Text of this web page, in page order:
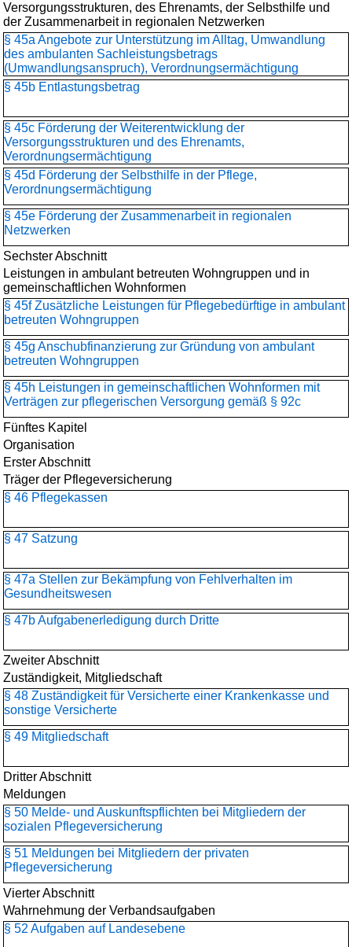
Versorgungsstrukturen, des Ehrenamts, der Selbsthilfe und
der Zusammenarbeit in regionalen Netzwerken
§ 45a Angebote zur Unterstützung im Alltag, Umwandlung
des ambulanten Sachleistungsbetrags
(Umwandlungsanspruch), Verordnungsermächtigung
§ 45b Entlastungsbetrag
§ 45c Förderung der Weiterentwicklung der
Versorgungsstrukturen und des Ehrenamts,
Verordnungsermächtigung
§ 45d Förderung der Selbsthilfe in der Pflege,
Verordnungsermächtigung
§ 45e Förderung der Zusammenarbeit in regionalen
Netzwerken
Sechster Abschnitt
Leistungen in ambulant betreuten Wohngruppen und in
gemeinschaftlichen Wohnformen
§ 45f Zusätzliche Leistungen für Pflegebedürftige in ambulant
betreuten Wohngruppen
§ 45g Anschubfinanzierung zur Gründung von ambulant
betreuten Wohngruppen
§ 45h Leistungen in gemeinschaftlichen Wohnformen mit
Verträgen zur pflegerischen Versorgung gemäß § 92c
Fünftes Kapitel
Organisation
Erster Abschnitt
Träger der Pflegeversicherung
§ 46 Pflegekassen
§ 47 Satzung
§ 47a Stellen zur Bekämpfung von Fehlverhalten im
Gesundheitswesen
§ 47b Aufgabenerledigung durch Dritte
Zweiter Abschnitt
Zuständigkeit, Mitgliedschaft
§ 48 Zuständigkeit für Versicherte einer Krankenkasse und
sonstige Versicherte
§ 49 Mitgliedschaft
Dritter Abschnitt
Meldungen
§ 50 Melde- und Auskunftspflichten bei Mitgliedern der
sozialen Pflegeversicherung
§ 51 Meldungen bei Mitgliedern der privaten
Pflegeversicherung
Vierter Abschnitt
Wahrnehmung der Verbandsaufgaben
§ 52 Aufgaben auf Landesebene